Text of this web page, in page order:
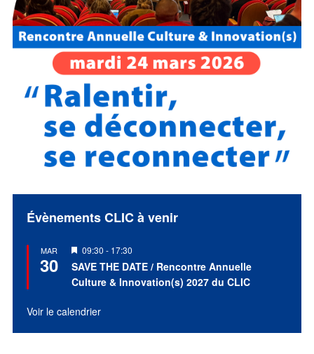
Évènements CLIC à venir
MAR
30
Mis
en
avant
09:30 - 17:30
SAVE THE DATE / Rencontre Annuelle
Culture & Innovation(s) 2027 du CLIC
Voir le calendrier